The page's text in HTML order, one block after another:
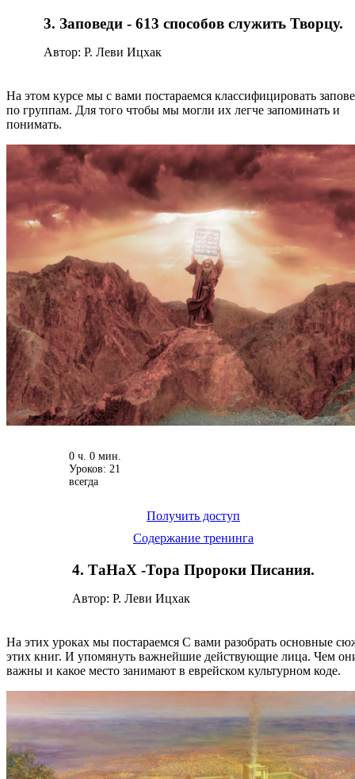
3. Заповеди - 613 способов служить Творцу.
Автор: Р. Леви Ицхак
На этом курсе мы с вами постараемся классифицировать
по группам. Для того чтобы мы могли их легче запоминать и
понимать.
0 ч. 0 мин.
Уроков: 21
всегда
Получить доступ
Содержание тренинга
4. ТаНаХ -Тора Пророки Писания.
Автор: Р. Леви Ицхак
На этих уроках мы постараемся С вами разобрать основные
этих книг. И упомянуть важнейшие действующие лица. Чем
важны и какое место занимают в еврейском культурном коде.